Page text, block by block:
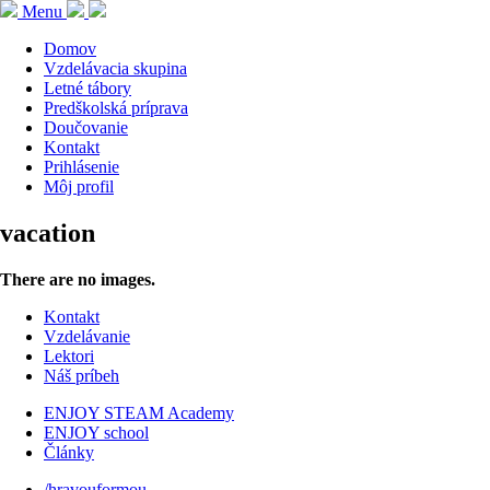
Menu
Domov
Vzdelávacia skupina
Letné tábory
Predškolská príprava
Doučovanie
Kontakt
Prihlásenie
Môj profil
vacation
There are no images.
Kontakt
Vzdelávanie
Lektori
Náš príbeh
ENJOY STEAM Academy
ENJOY school
Články